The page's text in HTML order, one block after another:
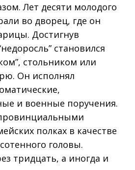
Лет десяти молодого
во дворец, где он
Достигнув
становился
стольником или
Он исполнял
и военные поручения.
полках в качестве
головы.
тридцать, а иногда и